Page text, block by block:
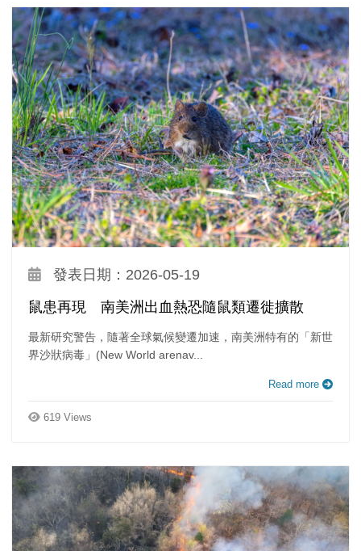
發表日期：2026-05-19
鼠患再現 南美洲出血熱恐隨鼠類遷徙擴散
最新研究警告，隨著全球氣候變遷加速，南美洲特有的「新世
界沙狀病毒」(New World arenav...
Read more
619 Views